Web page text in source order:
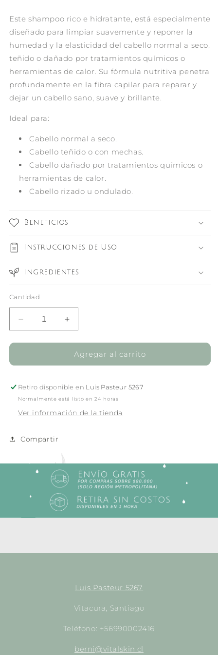
Este shampoo rico e hidratante, está especialmente
diseñado para limpiar suavemente y reponer la
humedad y la elasticidad del cabello normal a seco,
teñido o dañado por tratamientos químicos o
herramientas de calor. Su fórmula nutritiva penetra
profundamente en la fibra capilar para reparar y
dejar un cabello sano, suave y brillante.
Ideal para:
Cabello normal a seco.
Cabello teñido o con mechas.
Cabello dañado por tratamientos químicos o
herramientas de calor.
Cabello rizado u ondulado.
Beneficios
Instrucciones de Uso
Ingredientes
Cantidad
Reducir
cantidad
para
Hydrate
-
325ml
Aumentar
cantidad
para
Lust
Hydrate
-
325ml
Agregar al carrito
Retiro disponible en Luis Pasteur 5267
Normalmente está listo en 24 horas
Ver información de la tienda
Compartir
Luis Pasteur 5267
Vitacura, Santiago
Teléfono: +56990002416
berni@vitalskin.cl